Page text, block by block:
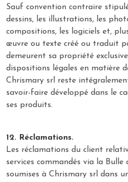
Sauf convention contraire
dessins, les illustrations, les
compositions, les logiciels et,
œuvre ou texte créé ou traduit
demeurent sa propriété
dispositions légales en matière
Chrismary srl reste
savoir-faire développé dans le
ses produits.
12. Réclamations.
Les réclamations du client
services commandés via la
soumises à Chrismary srl dans